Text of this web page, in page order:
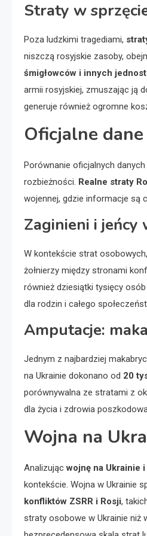
Straty w
Poza ludzkimi tragediami,
niszczą rosyjskie zasoby,
śmigłowców i innych
armii rosyjskiej, zmuszając ją
generuje również ogromne
Oficjalne
Porównanie oficjalnych
rozbieżności. Realne straty
wojennej, gdzie informacje są
Zaginieni i
W kontekście strat
żołnierzy między stronami
również dziesiątki tysięcy
dla rodzin i całego
Amputacje:
Jednym z najbardziej
na Ukrainie dokonano od 20
porównywalna ze stratami z
dla życia i zdrowia
Wojna na
Analizującwojnę na Ukrainie
kontekście. Wojna w Ukrainie
konfliktów ZSRR i Rosji,
straty osobowe w Ukrainie niż